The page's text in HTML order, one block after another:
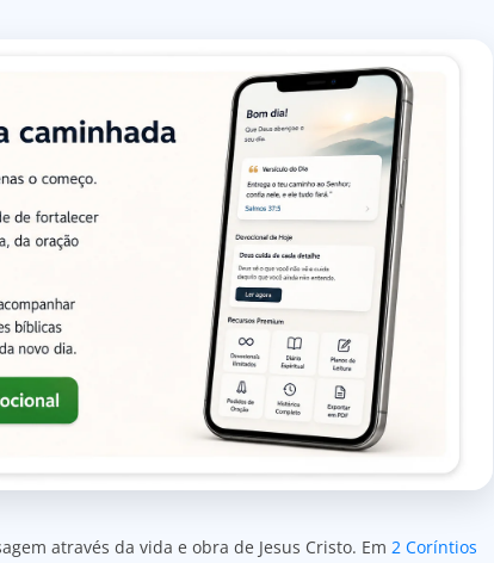
através da vida e obra de Jesus Cristo. Em 2 Coríntios